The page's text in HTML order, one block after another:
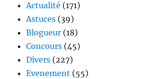
Actualité (171)
Astuces (39)
Blogueur (18)
Concours (45)
Divers (227)
Evenement (55)